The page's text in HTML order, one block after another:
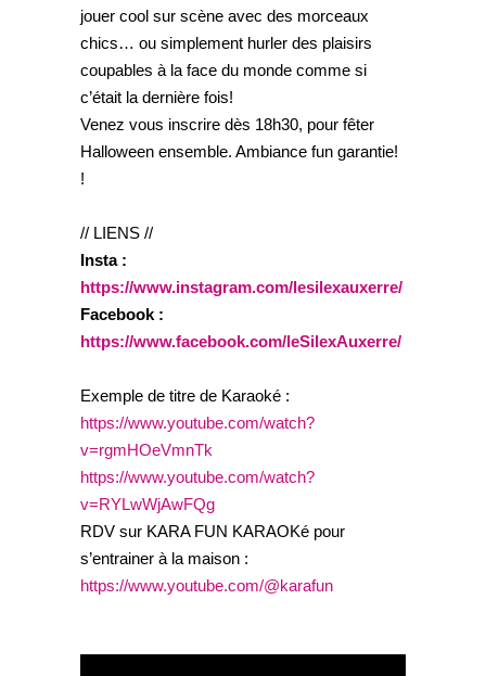
jouer cool sur scène avec des morceaux
chics… ou simplement hurler des plaisirs
coupables à la face du monde comme si
c’était la dernière fois!
Venez vous inscrire dès 18h30, pour fêter
Halloween ensemble. Ambiance fun garantie!
!
// LIENS //
Insta :
https://www.instagram.com/lesilexauxerre/
Facebook :
https://www.facebook.com/leSilexAuxerre/
Exemple de titre de Karaoké :
https://www.youtube.com/watch?
v=rgmHOeVmnTk
https://www.youtube.com/watch?
v=RYLwWjAwFQg
RDV sur KARA FUN KARAOKé pour
s’entrainer à la maison :
https://www.youtube.com/@karafun